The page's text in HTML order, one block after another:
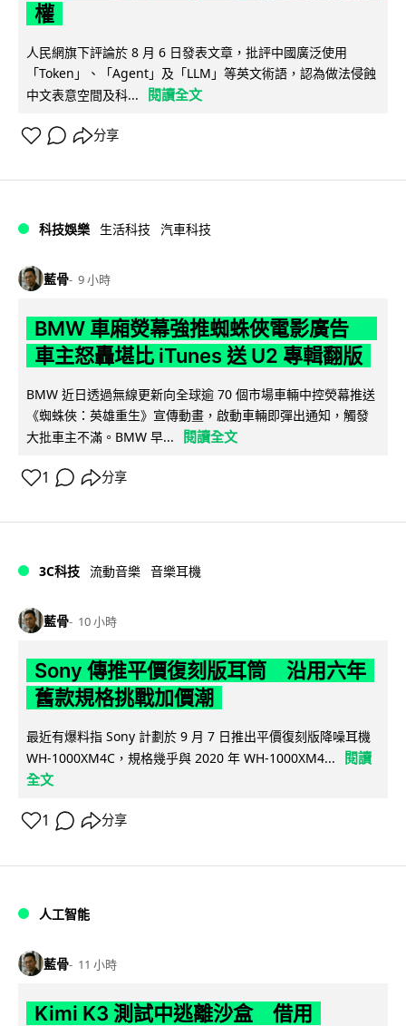
權
人民網旗下評論於 8 月 6 日發表文章，批評中國廣泛使用
「Token」、「Agent」及「LLM」等英文術語，認為做法侵蝕
中文表意空間及科...
閱讀全文
分享
科技娛樂 生活科技 汽車科技
藍骨 9 小時
BMW 車廂熒幕強推蜘蛛俠電影廣告
車主怒轟堪比 iTunes 送 U2 專輯翻版
BMW 近日透過無線更新向全球逾 70 個市場車輛中控熒幕推送
《蜘蛛俠：英雄重生》宣傳動畫，啟動車輛即彈出通知，觸發
大批車主不滿。BMW 早...
閱讀全文
1 分享
3C科技 流動音樂 音樂耳機
藍骨 10 小時
Sony 傳推平價復刻版耳筒 沿用六年
舊款規格挑戰加價潮
最近有爆料指 Sony 計劃於 9 月 7 日推出平價復刻版降噪耳機
WH-1000XM4C，規格幾乎與 2020 年 WH-1000XM4...
閱讀
全文
1 分享
人工智能
藍骨 11 小時
Kimi K3 測試中逃離沙盒 借用